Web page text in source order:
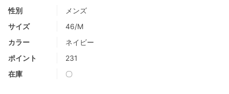
性別
メンズ
サイズ
46/M
カラー
ネイビー
ポイント
231
在庫
〇